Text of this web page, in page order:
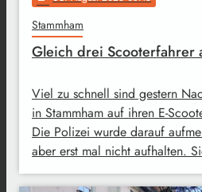
Stammham
Gleich drei Scooterfahrer
Viel zu schnell sind gestern
in Stammham auf ihren E-
Die Polizei wurde darauf
aber erst mal nicht aufhalten.